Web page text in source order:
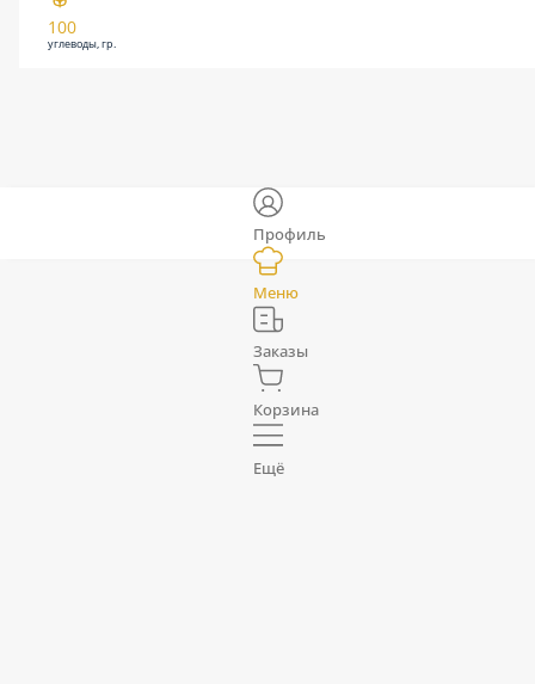
100
углеводы, гр.
Профиль
Меню
Заказы
Корзина
Ещё